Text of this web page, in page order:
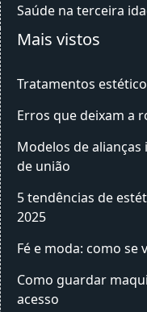
Saúde na terceira
Mais vistos
Tratamentos
Erros que deixam a
Modelos de
de união
5 tendências de
2025
Fé e moda: como
Como guardar
acesso